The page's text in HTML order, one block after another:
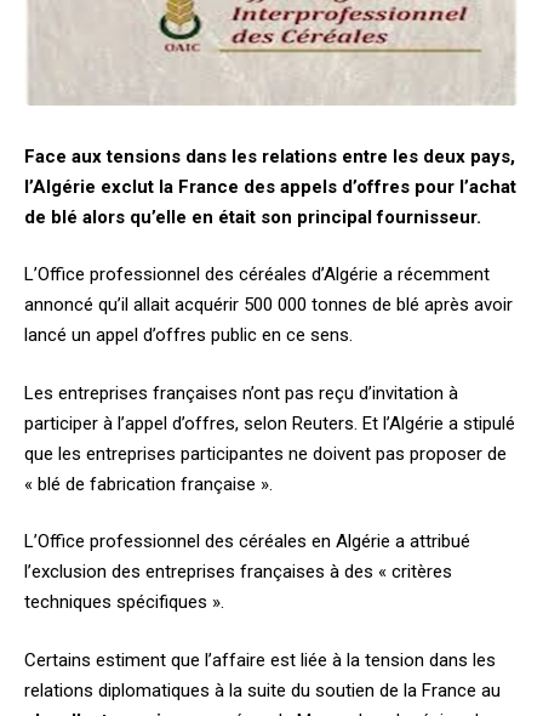
Face aux tensions dans les relations entre les deux pays,
l’Algérie exclut la France des appels d’offres pour l’achat
de blé alors qu’elle en était son principal fournisseur.
L’Office professionnel des céréales d’Algérie a récemment
annoncé qu’il allait acquérir 500 000 tonnes de blé après avoir
lancé un appel d’offres public en ce sens.
Les entreprises françaises n’ont pas reçu d’invitation à
participer à l’appel d’offres, selon Reuters. Et l’Algérie a stipulé
que les entreprises participantes ne doivent pas proposer de
« blé de fabrication française ».
L’Office professionnel des céréales en Algérie a attribué
l’exclusion des entreprises françaises à des « critères
techniques spécifiques ».
Certains estiment que l’affaire est liée à la tension dans les
relations diplomatiques à la suite du soutien de la France au